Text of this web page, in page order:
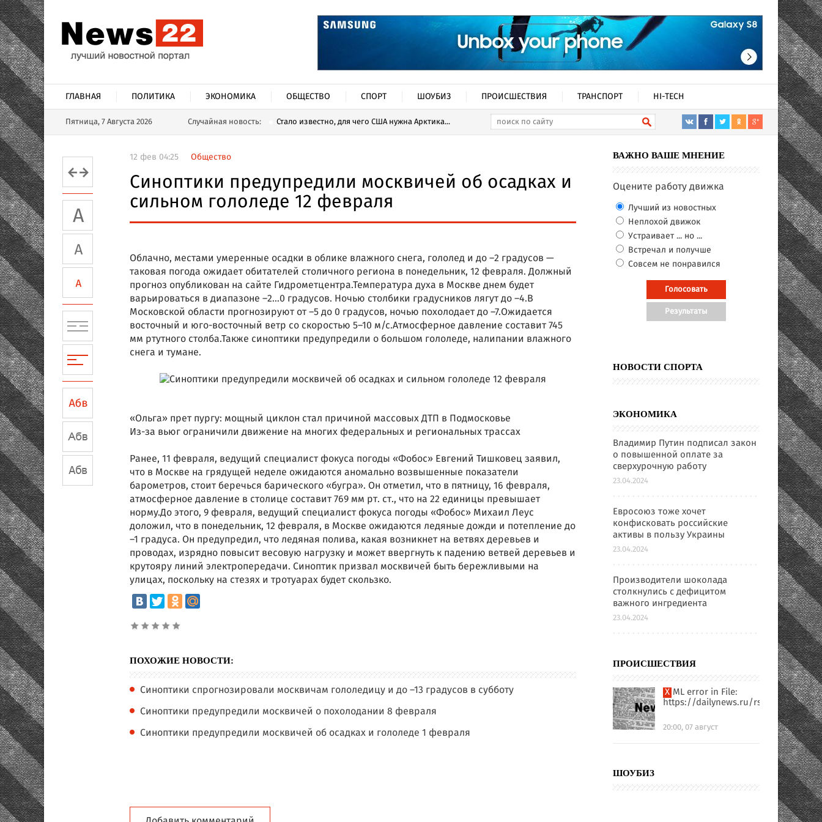
ГЛАВНАЯ ПОЛИТИКА ЭКОНОМИКА ОБЩЕСТВО СПОРТ ШОУБИЗ ПРОИСШЕСТВИЯ ТРАНСПОРТ HI-TECH
Пятница, 7 Августа 2026 Случайная новость: Стало известно, для чего США нужна Арктика...
12 фев 04:25 Общество
Синоптики предупредили москвичей об осадках и
сильном гололеде 12 февраля
Облачно, местами умеренные осадки в облике влажного снега, гололед и до –2 градусов —
таковая погода ожидает обитателей столичного региона в понедельник, 12 февраля. Должный
прогноз опубликован на сайте Гидрометцентра.Температура духа в Москве днем будет
варьироваться в диапазоне –2…0 градусов. Ночью столбики градусников лягут до –4.В
Московской области прогнозируют от –5 до 0 градусов, ночью похолодает до –7.Ожидается
восточный и юго-восточный ветр со скоростью 5–10 м/с.Атмосферное давление составит 745
мм ртутного столба.Также синоптики предупредили о большом гололеде, налипании влажного
снега и тумане.
«Ольга» прет пургу: мощный циклон стал причиной массовых ДТП в Подмосковье
Из-за вьюг ограничили движение на многих федеральных и региональных трассах
Ранее, 11 февраля, ведущий специалист фокуса погоды «Фобос» Евгений Тишковец заявил,
что в Москве на грядущей неделе ожидаются аномально возвышенные показатели
барометров, стоит беречься барического «бугра». Он отметил, что в пятницу, 16 февраля,
атмосферное давление в столице составит 769 мм рт. ст., что на 22 единицы превышает
норму.До этого, 9 февраля, ведущий специалист фокуса погоды «Фобос» Михаил Леус
доложил, что в понедельник, 12 февраля, в Москве ожидаются ледяные дожди и потепление до
–1 градуса. Он предупредил, что ледяная полива, какая возникнет на ветвях деревьев и
проводах, изрядно повысит весовую нагрузку и может ввергнуть к падению ветвей деревьев и
крутояру линий электропередачи. Синоптик призвал москвичей быть бережливыми на
улицах, поскольку на стезях и тротуарах будет скользко.
ПОХОЖИЕ НОВОСТИ:
Синоптики спрогнозировали москвичам гололедицу и до –13 градусов в субботу
Синоптики предупредили москвичей о похолодании 8 февраля
Синоптики предупредили москвичей об осадках и гололеде 1 февраля
ВАЖНО ВАШЕ МНЕНИЕ
Оцените работу движка
Лучший из новостных
Неплохой движок
Устраивает ... но ...
Встречал и получше
Совсем не понравился
НОВОСТИ СПОРТА
ЭКОНОМИКА
Владимир Путин подписал закон
о повышенной оплате за
сверхурочную работу
23.04.2024
Евросоюз тоже хочет
конфисковать российские
активы в пользу Украины
23.04.2024
Производители шоколада
столкнулись с дефицитом
важного ингредиента
23.04.2024
ПРОИСШЕСТВИЯ
XML error in File:
https://dailynews.ru/rssfull.xml
20:00, 07 август
ШОУБИЗ